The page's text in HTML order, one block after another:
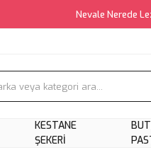
Nevale Nerede
KESTANE
ŞEKERI